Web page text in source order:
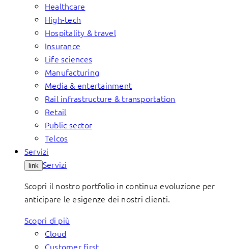
Healthcare
High-tech
Hospitality & travel
Insurance
Life sciences
Manufacturing
Media & entertainment
Rail infrastructure & transportation
Retail
Public sector
Telcos
Servizi
link Servizi
Scopri il nostro portfolio in continua evoluzione per
anticipare le esigenze dei nostri clienti.
Scopri di più
Cloud
Customer first